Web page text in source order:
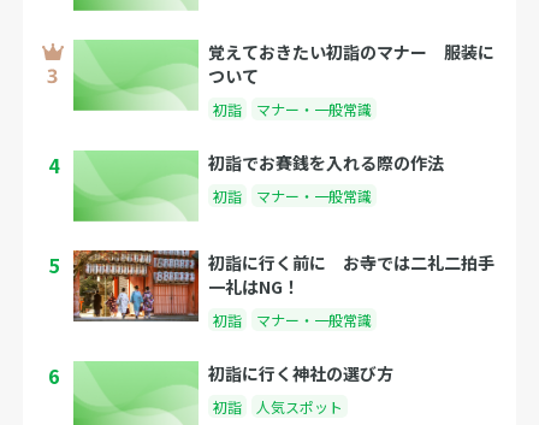
覚えておきたい初詣のマナー 服装に
ついて
初詣 マナー・一般常識
4 初詣でお賽銭を入れる際の作法
初詣 マナー・一般常識
5
初詣に行く前に お寺では二礼二拍手
一礼はNG！
初詣 マナー・一般常識
6 初詣に行く神社の選び方
初詣 人気スポット